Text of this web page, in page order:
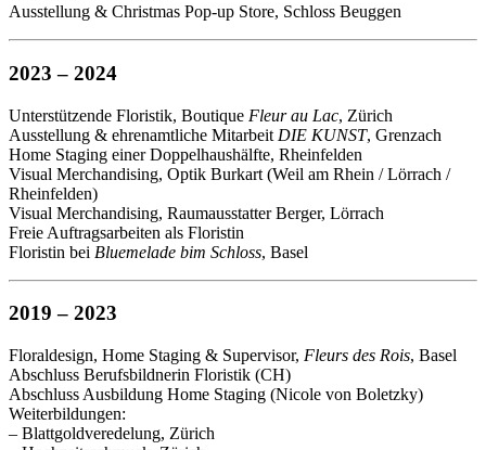
Ausstellung & Christmas Pop-up Store, Schloss Beuggen
2023 – 2024
Unterstützende Floristik, Boutique Fleur au Lac, Zürich
Ausstellung & ehrenamtliche Mitarbeit DIE KUNST, Grenzach
Home Staging einer Doppelhaushälfte, Rheinfelden
Visual Merchandising, Optik Burkart (Weil am Rhein / Lörrach /
Rheinfelden)
Visual Merchandising, Raumausstatter Berger, Lörrach
Freie Auftragsarbeiten als Floristin
Floristin bei Bluemelade bim Schloss, Basel
2019 – 2023
Floraldesign, Home Staging & Supervisor, Fleurs des Rois, Basel
Abschluss Berufsbildnerin Floristik (CH)
Abschluss Ausbildung Home Staging (Nicole von Boletzky)
Weiterbildungen:
– Blattgoldveredelung, Zürich